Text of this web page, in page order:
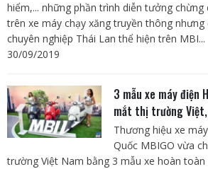
hiểm,... những phần trình diễn tưởng
trên xe máy chạy xăng truyền thông
chuyên nghiệp Thái Lan thể hiện trên MBI...
30/09/2019
3 mẫu xe máy điện
mắt thị trường
Thương hiệu xe
Quốc MBIGO vừa
trường Việt Nam bằng 3 mẫu xe hoàn